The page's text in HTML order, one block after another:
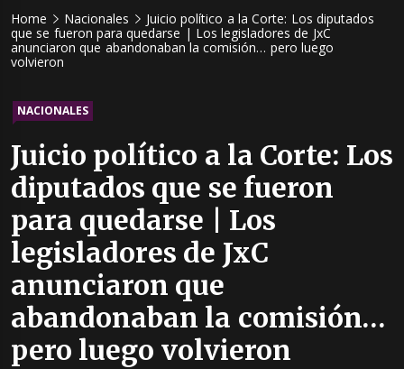
Home Nacionales
Juicio político a la Corte: Los diputados
que se fueron para quedarse | Los legisladores de JxC
anunciaron que abandonaban la comisión… pero luego
volvieron
NACIONALES
Juicio político a la Corte: Los
diputados que se fueron
para quedarse | Los
legisladores de JxC
anunciaron que
abandonaban la comisión…
pero luego volvieron